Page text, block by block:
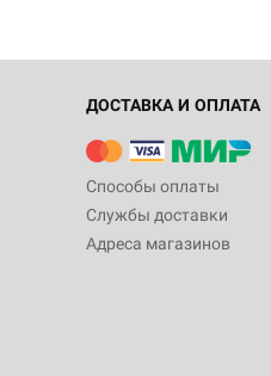
ДОСТАВКА И ОПЛАТА
Способы оплаты
Службы доставки
Адреса магазинов